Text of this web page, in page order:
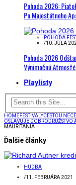
Pohoda 2026:
Po Majestátneho
POHODA
/10. JÚLA
Pohoda 2026
Výnimočnú
Playlisty
HOMEFESTIVALYCESTOU
OSLAVUJE DOBRODRUŽSTVO
MAURITANIA
Ďalšie články
HUDBA
/11. FEBRUÁRA 2021